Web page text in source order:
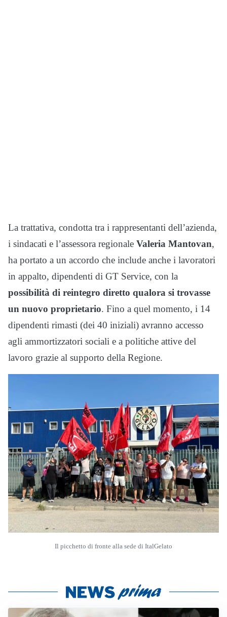
La trattativa, condotta tra i rappresentanti dell’azienda,
i sindacati e l’assessora regionale Valeria Mantovan,
ha portato a un accordo che include anche i lavoratori
in appalto, dipendenti di GT Service, con la
possibilità di reintegro diretto qualora si trovasse
un nuovo proprietario. Fino a quel momento, i 14
dipendenti rimasti (dei 40 iniziali) avranno accesso
agli ammortizzatori sociali e a politiche attive del
lavoro grazie al supporto della Regione.
Il picchetto di fronte alla sede di ItalGelato